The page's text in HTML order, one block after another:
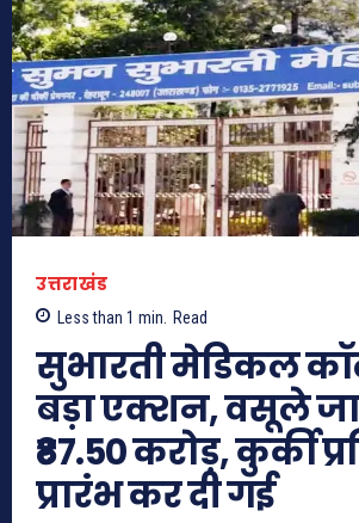
उत्तराखंड
Less than 1 min. Read
सुभारती मेडिकल
बड़ा एक्शन, वसूले
₹87.50 करोड़, कुर्की
प्रारंभ कर दी गई